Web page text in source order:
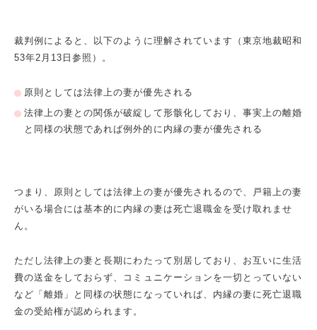
裁判例によると、以下のように理解されています（東京地裁昭和
53年2 月 13 日参照）。
原則としては法律上の妻が優先される
法律上の妻との関係が破綻して形骸化しており、事実上の離婚
と同様の状態であれば例外的に内縁の妻が優先される
つまり、原則としては法律上の妻が優先されるので、戸籍上の妻
がいる場合には基本的に内縁の妻は死亡退職金を受け取れませ
ん。
ただし法律上の妻と長期にわたって別居しており、お互いに生活
費の送金をしておらず、コミュニケーションを一切とっていない
など「離婚」と同様の状態になっていれば、内縁の妻に死亡退職
金の受給権が認められます。